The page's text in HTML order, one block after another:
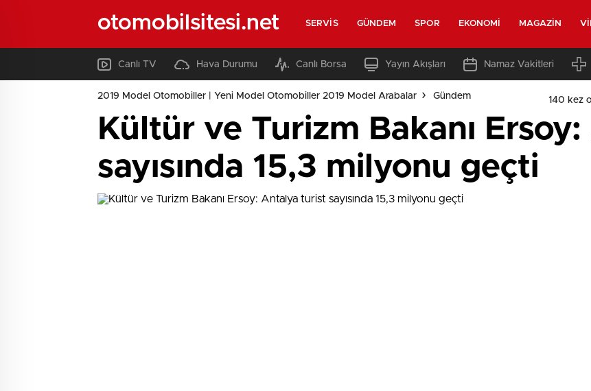
otomobilsitesi.net SERVIS GÜNDEM SPOR EKONOMI MAGAZIN
Canlı TV Hava Durumu Canlı Borsa Yayın Akışları Namaz Vakitleri
2019 Model Otomobiller | Yeni Model Otomobiller 2019 Model Arabalar Gündem 140 kez
Kültür ve Turizm Bakanı
sayısında 15,3 milyonu geçti